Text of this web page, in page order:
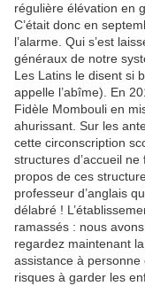
régulière élévation en
C’était donc en
l’alarme. Qui s’est
généraux de notre
Les Latins le disent si
appelle l’abîme). En
Fidèle Mombouli en
ahurissant. Sur les
cette circonscription
structures d’accueil
propos de ces
professeur d’anglais
délabré !
ramassés : nous
regardez maintenant
assistance à
risques à garder les